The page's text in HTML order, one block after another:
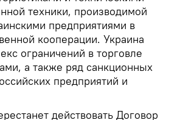
техники, производимой
предприятиями в
кооперации. Украина
ограничений в торговле
а также ряд санкционных
предприятий и
действовать Договор